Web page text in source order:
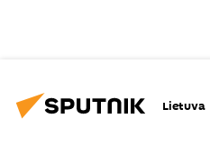
Lietuva